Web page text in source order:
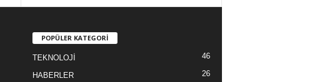
POPÜLER KATEGORİ
TEKNOLOJİ 46
HABERLER 26